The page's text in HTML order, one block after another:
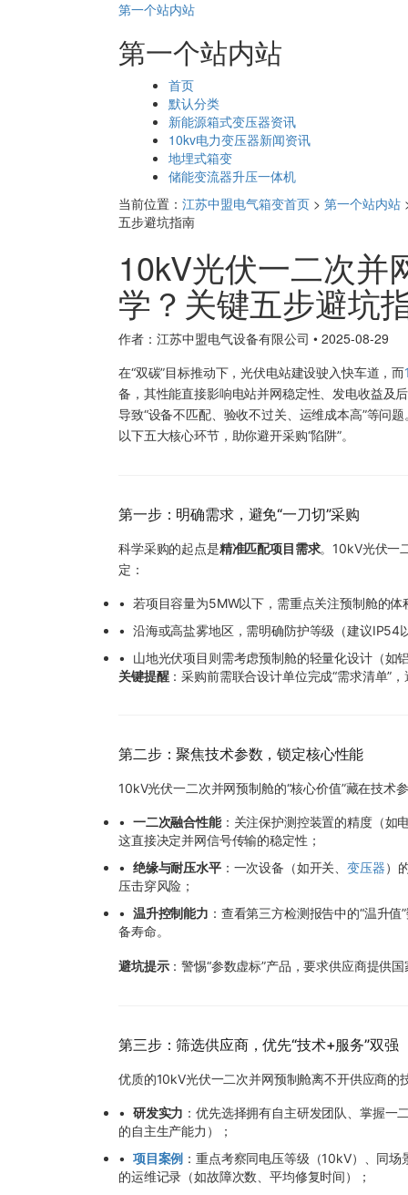
第一个站内站
第一个站内站
首页
默认分类
新能源箱式变压器资讯
10kv电力变压器新闻资讯
地埋式箱变
储能变流器升压一体机
当前位置： 江苏中盟电气箱变首页 > 第一个站内站
五步避坑指南​
10kV光伏一二次并
学？关键五步避坑
作者：江苏中盟电气设备有限公司 • 2025-08-29
在“双碳”目标推动下，光伏电站建设驶入快车道，而
备，其性能直接影响电站并网稳定性、发电收益及
导致“设备不匹配、验收不过关、运维成本高”等问
以下五大核心环节，助你避开采购“陷阱”。
第一步：明确需求，避免“一刀切”采购
科学采购的起点是精准匹配项目需求。10kV光伏一
定：
• 若项目容量为5MW以下，需重点关注预制舱的
• 沿海或高盐雾地区，需明确防护等级（建议IP54
•
山地光伏项目则需考虑预制舱的轻量化设计（如
关键提醒：采购前需联合设计单位完成“需求清单”
第二步：聚焦技术参数，锁定核心性能
10kV光伏一二次并网预制舱的“核心价值”藏在技术
• 一二次融合性能：关注保护测控装置的精度（如
这直接决定并网信号传输的稳定性；
• 绝缘与耐压水平：一次设备（如开关、变压器）
压击穿风险；
• 温升控制能力 ：查看第三方检测报告中的“温升
备寿命。
避坑提示：警惕“参数虚标”产品，要求供应商提供
第三步：筛选供应商，优先“技术+服务”双强
优质的10kV光伏一二次并网预制舱离不开供应商
• 研发实力 ：优先选择拥有自主研发团队、掌握
的自主生产能力）；
• 项目案例 ：重点考察同电压等级（10kV）、同
的运维记录（如故障次数、平均修复时间）；